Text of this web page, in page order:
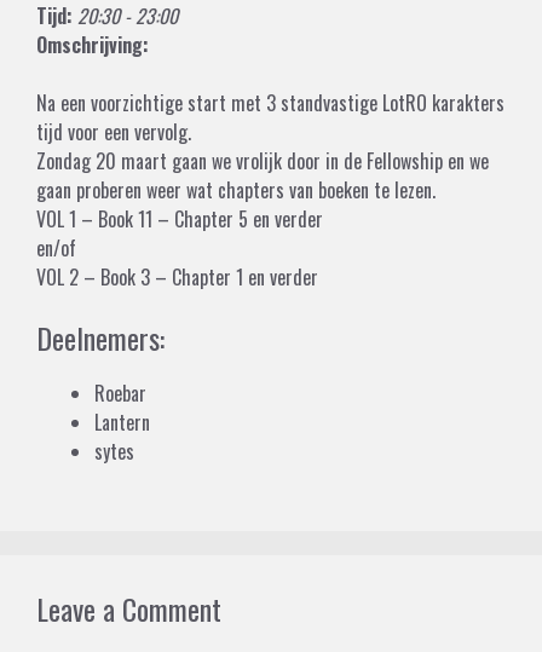
Tijd: 20:30 - 23:00
Omschrijving:
Na een voorzichtige start met 3 standvastige LotRO karakters
tijd voor een vervolg.
Zondag 20 maart gaan we vrolijk door in de Fellowship en we
gaan proberen weer wat chapters van boeken te lezen.
VOL 1 – Book 11 – Chapter 5 en verder
en/of
VOL 2 – Book 3 – Chapter 1 en verder
Deelnemers:
Roebar
Lantern
sytes
Leave a Comment